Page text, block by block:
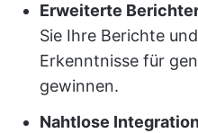
Erweiterte
Sie Ihre Berichte
Erkenntnisse für
gewinnen.
Nahtlose